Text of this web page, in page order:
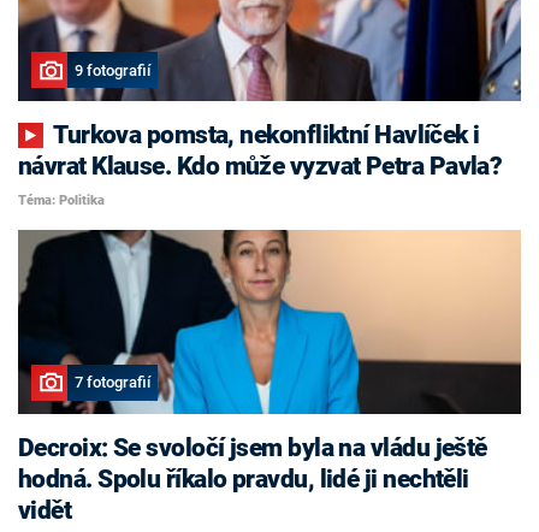
9 fotografií
Turkova pomsta, nekonfliktní Havlíček i
návrat Klause. Kdo může vyzvat Petra Pavla?
Téma: Politika
7 fotografií
Decroix: Se svoločí jsem byla na vládu ještě
hodná. Spolu říkalo pravdu, lidé ji nechtěli
vidět